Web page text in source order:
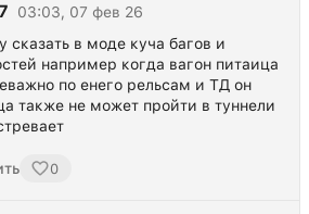
03:03, 07 фев 26
сказать в моде куча багов и
например когда вагон питаица
по енего рельсам и ТД он
также не может пройти в туннели
0